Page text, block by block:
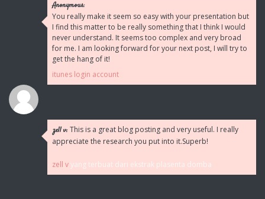
Anonymous:
You really make it seem so easy with your presentation but
I find this matter to be really something that I think I would
never understand. It seems too complex and very broad
for me. I am looking forward for your next post, I will try to
get the hang of it!
itunes login account
zell v:This is a great blog posting and very useful. I really
appreciate the research you put into it.Superb!
zell vyang terbuat dari ekstrak plasenta domba